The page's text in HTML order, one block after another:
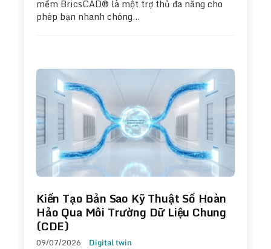
mềm BricsCAD® là một trợ thủ đa năng cho
phép bạn nhanh chóng…
Kiến Tạo Bản Sao Kỹ Thuật Số Hoàn
Hảo Qua Môi Trường Dữ Liệu Chung
(CDE)
09/07/2026 Digital twin